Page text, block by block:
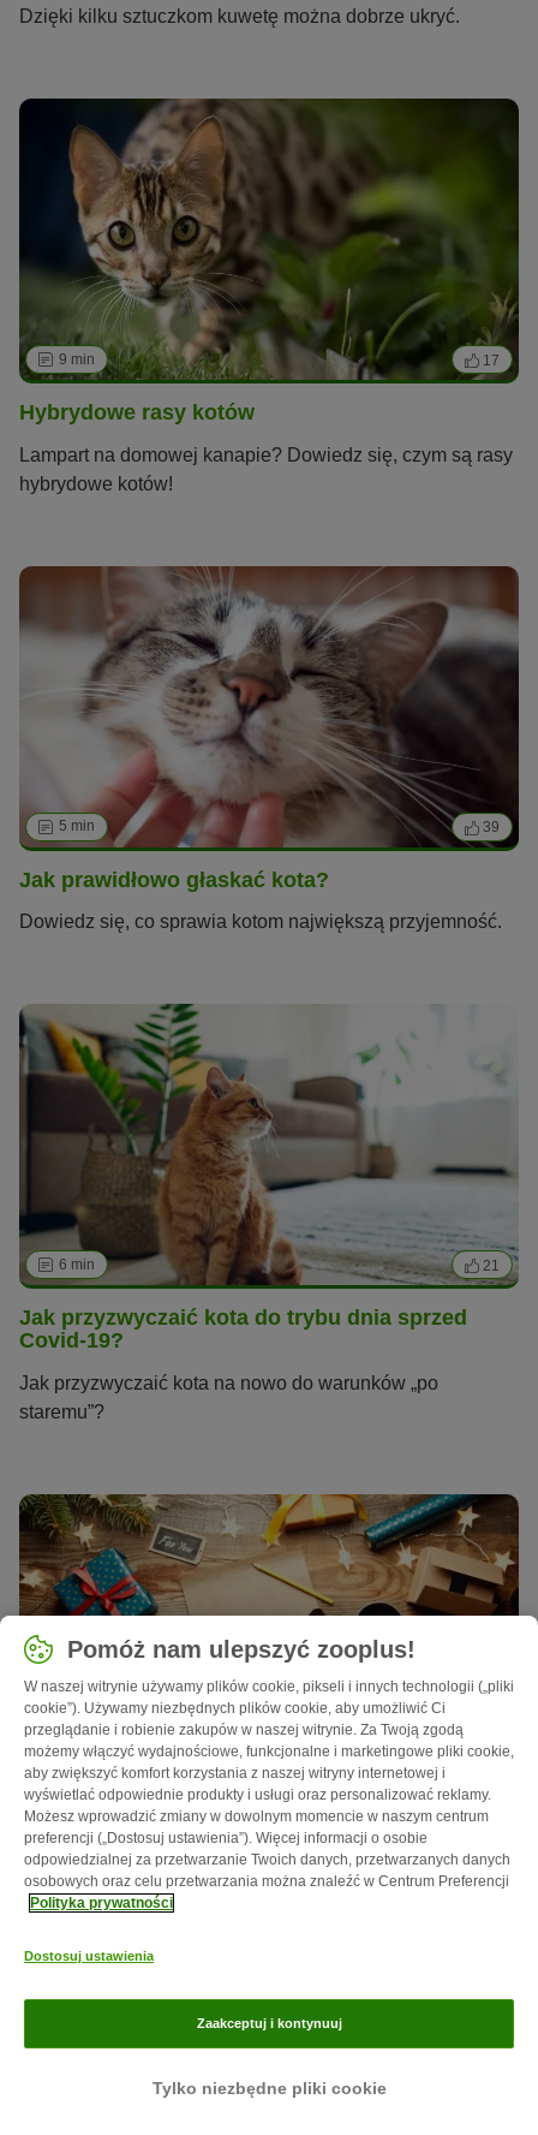
Dzięki kilku sztuczkom kuwetę można dobrze ukryć.
9 min 17
Hybrydowe rasy kotów
Lampart na domowej kanapie? Dowiedz się, czym są rasy
hybrydowe kotów!
5 min 39
Jak prawidłowo głaskać kota?
Dowiedz się, co sprawia kotom największą przyjemność.
6 min 21
Jak przyzwyczaić kota do trybu dnia sprzed
Covid-19?
Jak przyzwyczaić kota na nowo do warunków „po
staremu”?
4 min 37
Jak samodzielnie zrobić kalendarz adwentowy
dla kota
Kalendarz adwentowy dla kota DIY? Nic prostszego!
Pomóż nam ulepszyć zooplus!
W naszej witrynie używamy plików cookie, pikseli i innych technologii („pliki
cookie”). Używamy niezbędnych plików cookie, aby umożliwić Ci
przeglądanie i robienie zakupów w naszej witrynie. Za Twoją zgodą
możemy włączyć wydajnościowe, funkcjonalne i marketingowe pliki cookie,
aby zwiększyć komfort korzystania z naszej witryny internetowej i
wyświetlać odpowiednie produkty i usługi oraz personalizować reklamy.
Możesz wprowadzić zmiany w dowolnym momencie w naszym centrum
preferencji („Dostosuj ustawienia”). Więcej informacji o osobie
odpowiedzialnej za przetwarzanie Twoich danych, przetwarzanych danych
osobowych oraz celu przetwarzania można znaleźć w Centrum Preferencji
Polityka prywatności
Dostosuj ustawienia
Tylko niezbędne pliki cookie
Zaakceptuj i kontynuuj